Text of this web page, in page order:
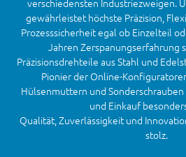
verschiedensten Industriezweigen.
gewährleistet höchste Präzision,
Prozesssicherheit egal ob Einzelteil
Jahren Zerspanungserfahrung
Präzisionsdrehteile aus Stahl und
Pionier der Online-
Hülsenmuttern und
und Einkauf
Qualität, Zuverlässigkeit und
stolz.